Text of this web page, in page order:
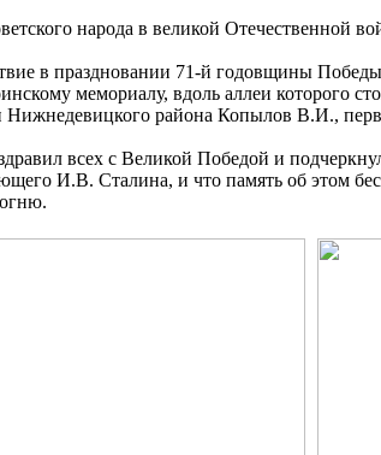
народа в великой Отечественной
в праздновании 71-й годовщины
мемориалу, вдоль аллеи которого
Нижнедевицкого района Копылов В.И.,
всех с Великой Победой и
И.В. Сталина, и что память об этом